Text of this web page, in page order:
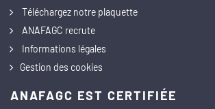
Téléchargez notre plaquette
ANAFAGC recrute
Informations légales
Gestion des cookies
ANAFAGC EST CERTIFIÉE